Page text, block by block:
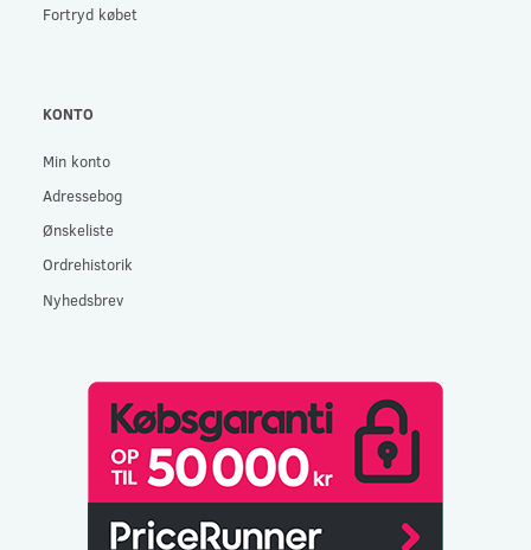
Fortryd købet
KONTO
Min konto
Adressebog
Ønskeliste
Ordrehistorik
Nyhedsbrev